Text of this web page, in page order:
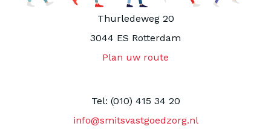
Thurledeweg 20
3044 ES Rotterdam
Plan uw route
Tel: (010) 415 34 20
info@smitsvastgoedzorg.nl